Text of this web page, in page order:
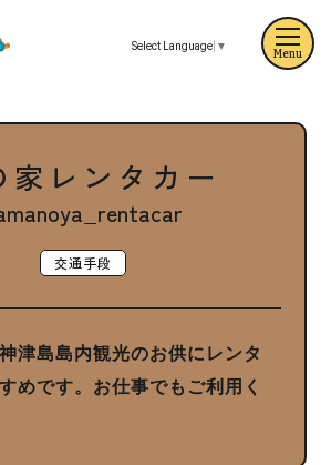
Select Language ▼
家レンタカー
交通手段
津島島内観光のお供にレンタ
めです。お仕事でもご利用く
Menu